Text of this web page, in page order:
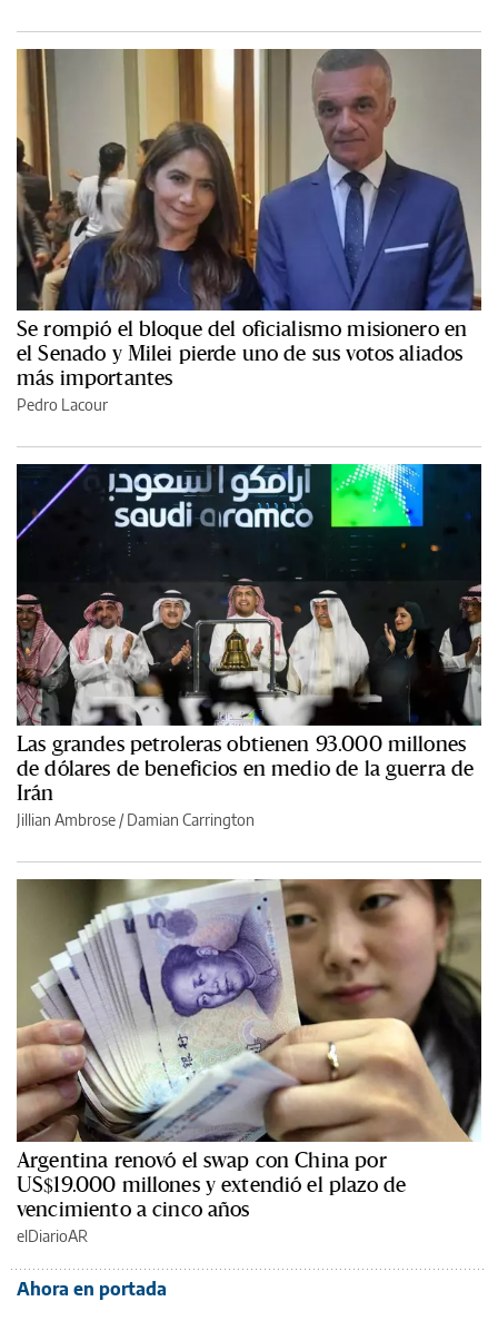
Se rompió el bloque del oficialismo misionero en
el Senado y Milei pierde uno de sus votos aliados
más importantes
Pedro Lacour
Las grandes petroleras obtienen 93.000 millones
de dólares de beneficios en medio de la guerra de
Irán
Jillian Ambrose / Damian Carrington
Argentina renovó el swap con China por
US$19.000 millones y extendió el plazo de
vencimiento a cinco años
elDiarioAR
Ahora en portada